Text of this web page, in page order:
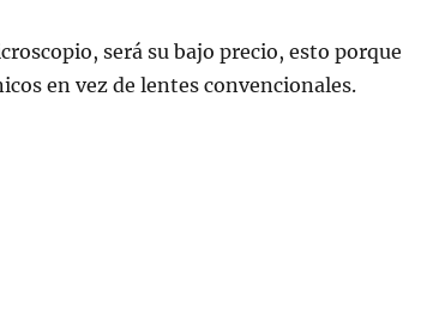
será su bajo precio, esto porque
en vez de lentes convencionales.